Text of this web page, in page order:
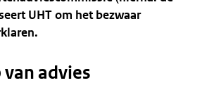
UHTom het bezwaar
advies